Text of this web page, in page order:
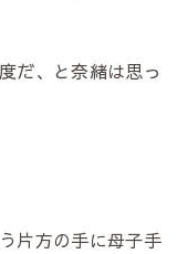
だ、と奈緒は思っ
片方の手に母子手